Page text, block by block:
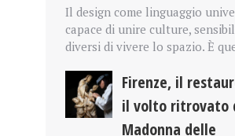
Il design come linguaggio
capace di unire culture,
diversi di vivere lo spazio. È
Firenze, il
il volto ritrovato
Madonna delle